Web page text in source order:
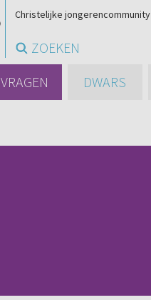
Christelijke jongerencommunity
ZOEKEN
VRAGEN DWARS